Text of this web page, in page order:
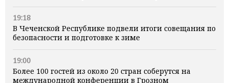
19:18
В Чеченской Республике подвели итоги совещания по
безопасности и подготовке к зиме
19:00
Более 100 гостей из около 20 стран соберутся на
международной конференции в Грозном